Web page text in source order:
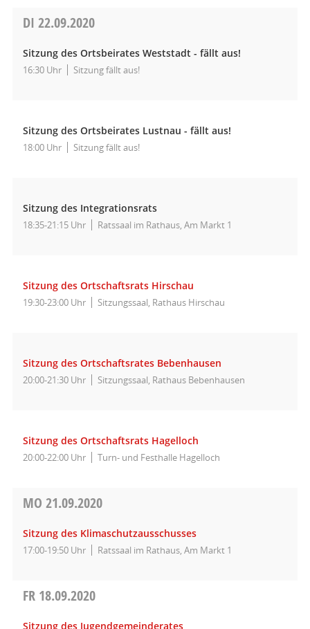
DI 22.09.2020
Sitzung des Ortsbeirates Weststadt - fällt aus!
16:30 Uhr Sitzung fällt aus!
Sitzung des Ortsbeirates Lustnau - fällt aus!
18:00 Uhr Sitzung fällt aus!
Sitzung des Integrationsrats
18:35-21:15 Uhr Ratssaal im Rathaus, Am Markt 1
Sitzung des Ortschaftsrats Hirschau
19:30-23:00 Uhr Sitzungssaal, Rathaus Hirschau
Sitzung des Ortschaftsrates Bebenhausen
20:00-21:30 Uhr Sitzungssaal, Rathaus Bebenhausen
Sitzung des Ortschaftsrats Hagelloch
20:00-22:00 Uhr Turn- und Festhalle Hagelloch
MO 21.09.2020
Sitzung des Klimaschutzausschusses
17:00-19:50 Uhr Ratssaal im Rathaus, Am Markt 1
FR 18.09.2020
Sitzung des Jugendgemeinderates